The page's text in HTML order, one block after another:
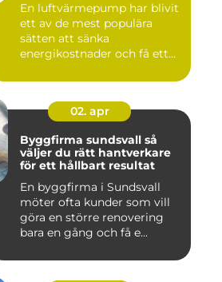
En luftvärmepump har blivit
ett av de mest populära
sätten att sänka
energikostnader och få ett
02. apr
Byggfirma sundsvall så
väljer du rätt hantverkare
för ett hållbart resultat
En byggfirma i Sundsvall
möter ofta kunder som vill
göra en större renovering
bara en gång och få e...